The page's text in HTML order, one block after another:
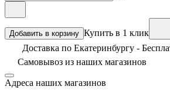
Добавить в корзину Купить в 1 клик
Доставка по Екатеринбургу -
Самовывоз из наших магазинов
Адреса наших магазинов